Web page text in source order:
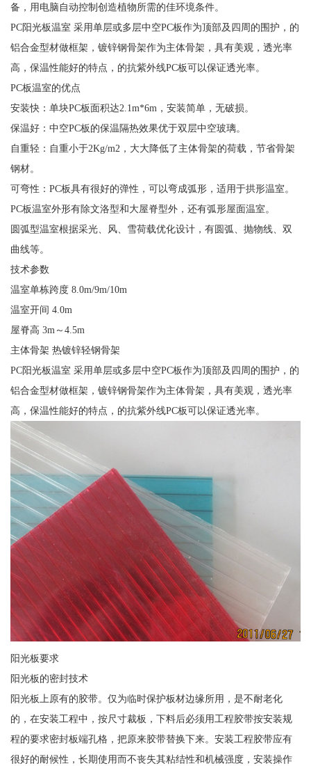
备，用电脑自动控制创造植物所需的佳环境条件。
PC阳光板温室 采用单层或多层中空PC板作为顶部及四周的围护，的
铝合金型材做框架，镀锌钢骨架作为主体骨架，具有美观，透光率
高，保温性能好的特点，的抗紫外线PC板可以保证透光率。
PC板温室的优点
安装快：单块PC板面积达2.1m*6m，安装简单，无破损。
保温好：中空PC板的保温隔热效果优于双层中空玻璃。
自重轻：自重小于2Kg/m2，大大降低了主体骨架的荷载，节省骨架
钢材。
可弯性：PC板具有很好的弹性，可以弯成弧形，适用于拱形温室。
PC板温室外形有除文洛型和大屋脊型外，还有弧形屋面温室。
圆弧型温室根据采光、风、雪荷载优化设计，有圆弧、抛物线、双
曲线等。
技术参数
温室单栋跨度 8.0m/9m/10m
温室开间 4.0m
屋脊高 3m～4.5m
主体骨架 热镀锌轻钢骨架
PC阳光板温室 采用单层或多层中空PC板作为顶部及四周的围护，的
铝合金型材做框架，镀锌钢骨架作为主体骨架，具有美观，透光率
高，保温性能好的特点，的抗紫外线PC板可以保证透光率。
阳光板要求
阳光板的密封技术
阳光板上原有的胶带。仅为临时保护板材边缘所用，是不耐老化
的，在安装工程中，按尺寸裁板，下料后必须用工程胶带按安装规
程的要求密封板端孔格，把原来胶带替换下来。安装工程胶带应有
很好的耐候性，长期使用而不丧失其粘结性和机械强度，安装操作